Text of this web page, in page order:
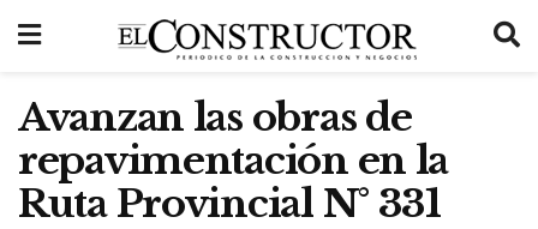
Avanzan las obras de
repavimentación en la
Ruta Provincial N° 331